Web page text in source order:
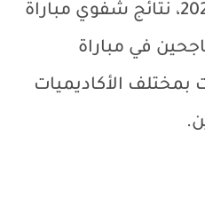
لمباراة التعليم 2022-2023، نتائج شفوي مباراة
الناجحين في مباراة
أجريت بمختلف الأكاديميات